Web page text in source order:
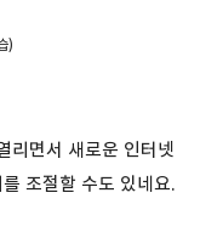
)
리면서 새로운 인터넷
조절할 수도 있네요.